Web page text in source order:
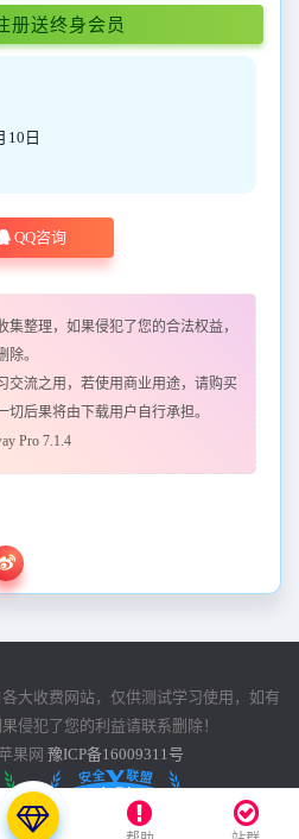
册送终身会员
10日
QQ咨询
集整理，如果侵犯了您的合法权益，
除。
交流之用，若使用商业用途，请购买
切后果将由下载用户自行承担。
Pro 7.1.4
大收费网站，仅供测试学习使用，如有
侵犯了您的利益请联系删除！
果网 豫ICP备16009311号